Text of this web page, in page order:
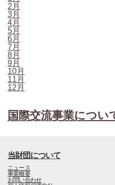
2月
3月
4月
5月
6月
7月
8月
9月
10月
11月
12月
国際交流事業につい
当財団について
ニュース
事業概要
お問い合わせ